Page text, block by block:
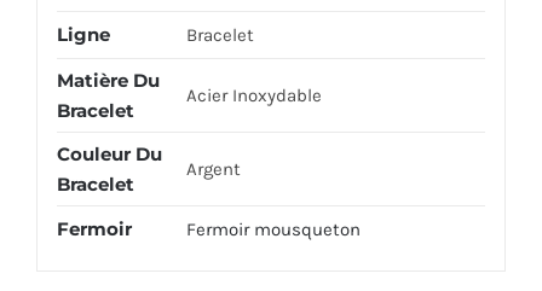
Ligne Bracelet
Matière Du
Bracelet
Acier Inoxydable
Couleur Du
Bracelet
Argent
Fermoir Fermoir mousqueton